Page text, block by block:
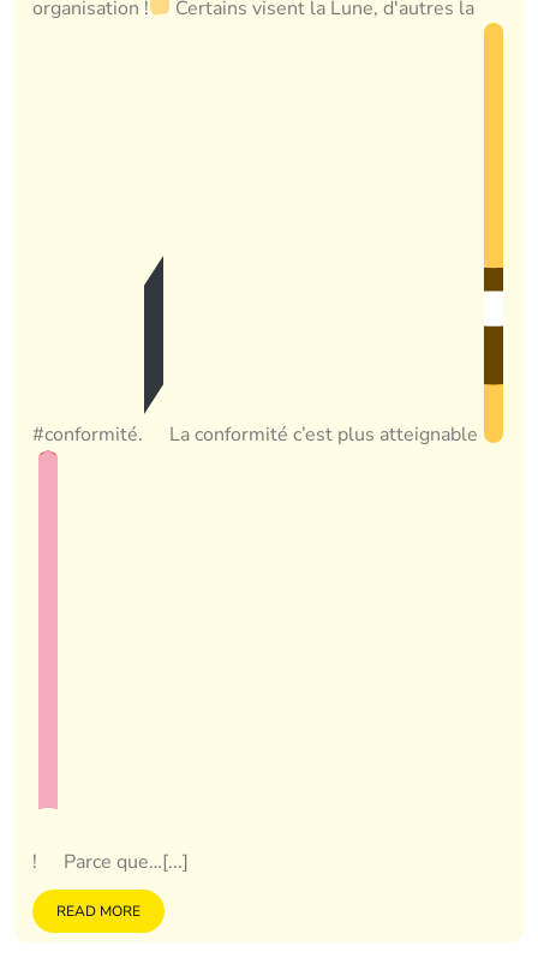
organisation ! Certains visent la Lune, d'autres la
#conformité. La conformité c’est plus atteignable
! Parce que…[...]
READ MORE